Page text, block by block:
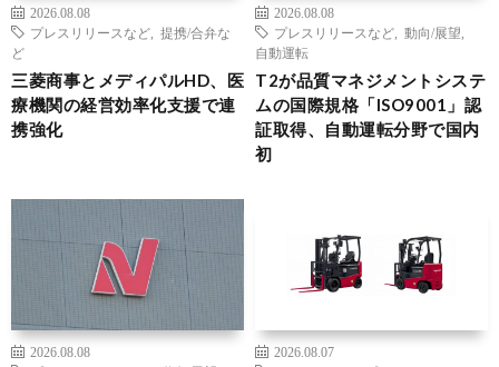
2026.08.08
プレスリリースなど
提携/合弁な
ど
三菱商事とメディパルHD、医
療機関の経営効率化支援で連
携強化
2026.08.08
プレスリリースなど
動向/展望
自動運転
T2が品質マネジメントシステ
ムの国際規格「ISO9001」認
証取得、自動運転分野で国内
初
2026.08.08
2026.08.07